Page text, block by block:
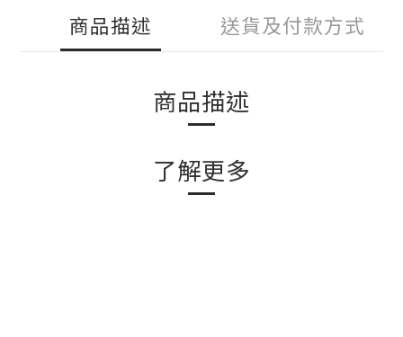
商品描述 送貨及付款方式
商品描述
了解更多